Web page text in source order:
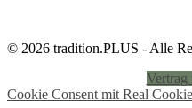
© 2026 tradition.PLUS - Alle
Cookie Consent mit Real